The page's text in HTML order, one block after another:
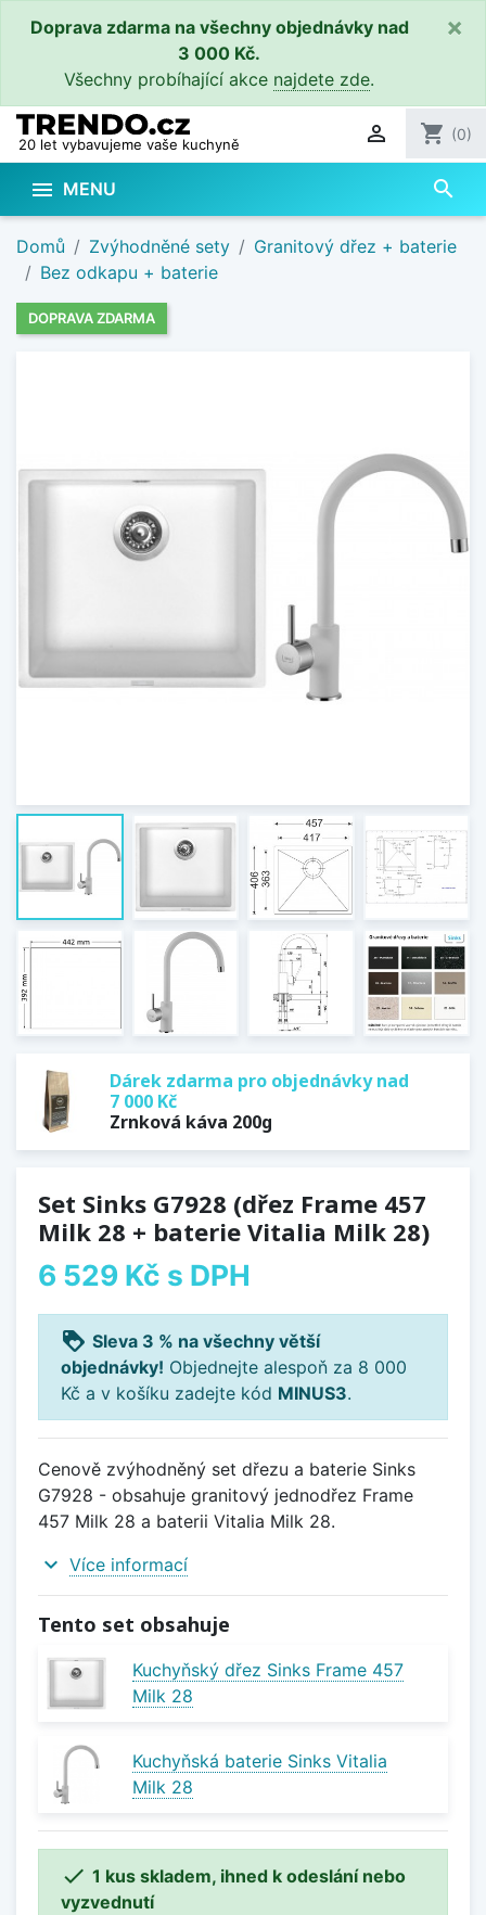
Doprava zdarma na všechny objednávky nad
3 000 Kč.
Všechny probíhající akce najdete zde.
×
20 let vybavujeme vaše kuchyně  shopping_cart (0)
 MENU search
Domů Zvýhodněné sety
Granitový dřez + baterie
Bez odkapu + baterie
DOPRAVA ZDARMA
Dárek zdarma pro objednávky nad
7 000 Kč
Zrnková káva 200g
Set Sinks G7928 (dřez Frame 457
Milk 28 + baterie Vitalia Milk 28)
6 529 Kč s DPH
loyalty Sleva 3 % na všechny větší
objednávky! Objednejte alespoň za 8 000
Kč a v košíku zadejte kód MINUS3.
Cenově zvýhodněný set dřezu a baterie Sinks
G7928 - obsahuje granitový jednodřez Frame
457 Milk 28 a baterii Vitalia Milk 28.
expand_more Více informací
Tento set obsahuje
Kuchyňský dřez Sinks Frame 457
Milk 28
Kuchyňská baterie Sinks Vitalia
Milk 28
 1 kus skladem, ihned k odeslání nebo
vyzvednutí